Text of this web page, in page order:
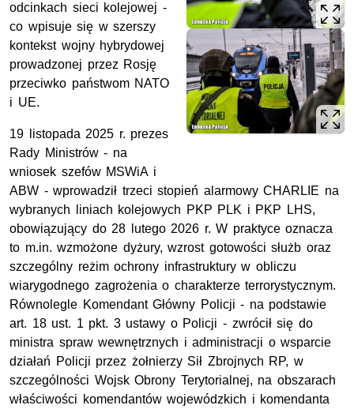
odcinkach sieci kolejowej -
co wpisuje się w szerszy
kontekst wojny hybrydowej
prowadzonej przez Rosję
przeciwko państwom NATO
i UE.
19 listopada 2025 r. prezes
Rady Ministrów - na
wniosek szefów MSWiAi
ABW - wprowadził trzeci stopień alarmowy CHARLIE na
wybranych liniach kolejowych PKP PLK i PKP LHS,
obowiązujący do 28 lutego 2026 r. W praktyce oznacza
to m.in. wzmożone dyżury, wzrost gotowości służb oraz
szczególny reżim ochrony infrastruktury w obliczu
wiarygodnego zagrożenia o charakterze terrorystycznym.
Równolegle Komendant Główny Policji - na podstawie
art. 18 ust. 1 pkt. 3 ustawy o Policji - zwrócił się do
ministra spraw wewnętrznych i administracji o wsparcie
działań Policji przez żołnierzy Sił Zbrojnych RP, w
szczególności Wojsk Obrony Terytorialnej, na obszarach
właściwości komendantów wojewódzkich i komendanta